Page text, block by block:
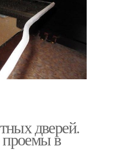
дверей.
в